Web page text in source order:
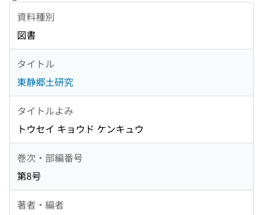
資料種別
図書
タイトル
東静郷土研究
タイトルよみ
トウセイ キョウド ケンキュウ
巻次・部編番号
第8号
著者・編者